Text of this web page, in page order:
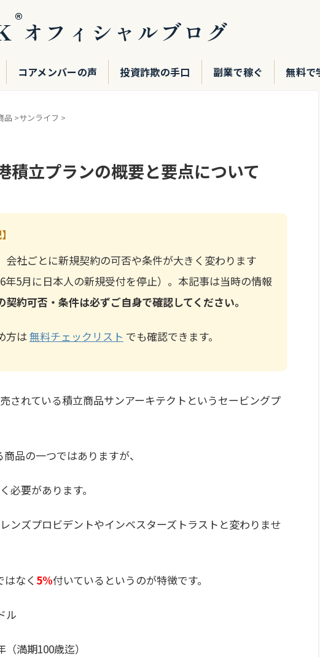
®オフィシャルブログ
コアメンバーの声 投資詐欺の手口 副業で稼ぐ 無料で
品 >サンライフ >
積立プランの概要と要点について
会社ごとに新規契約の可否や条件が大きく変わります
年5月に日本人の新規受付を停止）。本記事は当時の情報
契約可否・条件は必ずご自身で確認してください。
方は無料チェックリスト でも確認できます。
されている積立商品サンアーキテクトというセービングプ
品の一つではありますが、
必要があります。
ンズプロビデントやインベスターズトラストと変わりませ
なく 5%付いているというのが特徴です。
ル
満期100歳迄）